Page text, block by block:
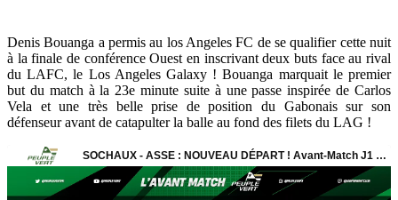
Denis Bouanga a permis au los Angeles FC de se qualifier cette nuit
à la finale de conférence Ouest en inscrivant deux buts face au rival
du LAFC, le Los Angeles Galaxy !Bouanga marquait le premier
but du match à la 23e minute suite à une passe inspirée de Carlos
Vela etune très belle prise de position du Gabonais sur son
défenseur avant de catapulter la balle au fond des filets du LAG !